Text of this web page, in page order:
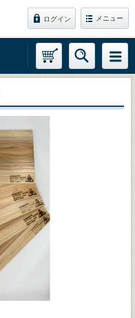
ログイン メニュー